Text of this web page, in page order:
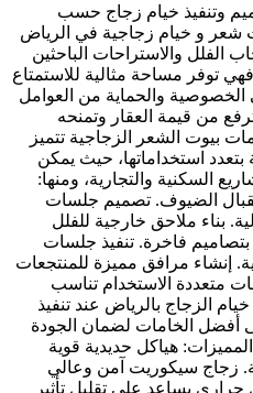
وتنفيذ خيام زجاج حسب
أصبحت بيوت شعر و خيام زجاجية في الرياض
الفلل والاستراحات الباحثين
توفر مساحة مثالية للاستمتاع
الخصوصية والحماية من العوامل
من قيمة العقار وتمنحه
بيوت الشعر الزجاجية تتميز
بتعدد استخداماتها، حيث يمكن
السكنية والتجارية، ومنها:
الضيوف. تصميم جلسات
بناء ملاحق خارجية للفلل
فاخرة. تنفيذ جلسات
إنشاء مرافق مميزة للمنتجعات
متعددة الاستخدام تناسب
الزجاج بالرياض عند تنفيذ
أفضل الخامات لضمان الجودة
هياكل حديدية قوية
زجاج سيكوريت آمن وعالي
يساعد على تقليل تأثير